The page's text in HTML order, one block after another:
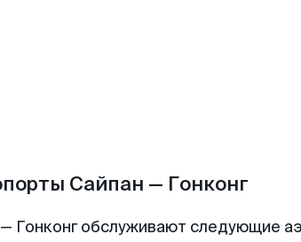
Сайпан — Гонконг
Гонконг обслуживают следующие